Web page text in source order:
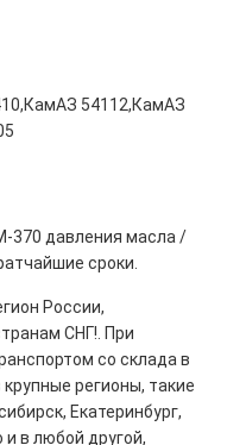
54112,КамАЗ
370 давления масла /
сроки.
России,
СНГ!. При
со склада в
регионы, такие
Екатеринбург,
и в любой другой,